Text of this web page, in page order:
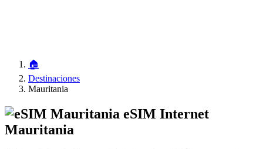
🏠
Destinaciones
Mauritania
eSIM Internet
Mauritania